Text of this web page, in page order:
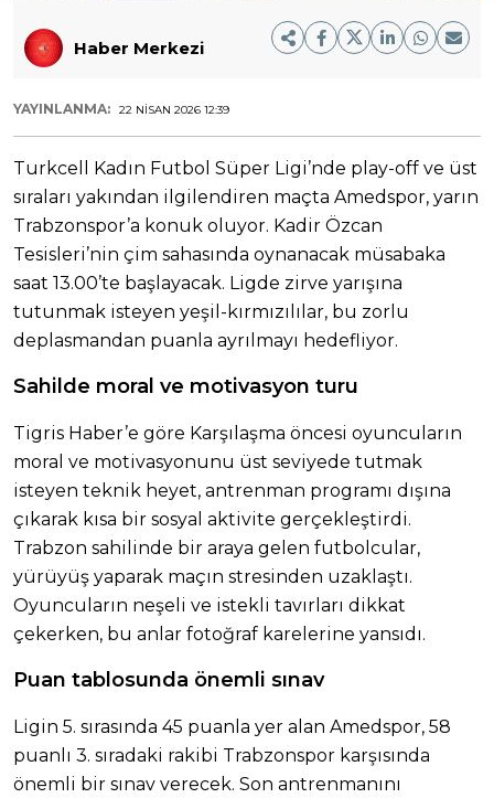
Haber Merkezi
YAYINLANMA: 22 NISAN 2026 12:39
Turkcell Kadın Futbol Süper Ligi’nde play-off ve üst
sıraları yakından ilgilendiren maçta Amedspor, yarın
Trabzonspor’a konuk oluyor. Kadir Özcan
Tesisleri’nin çim sahasında oynanacak müsabaka
saat 13.00’te başlayacak. Ligde zirve yarışına
tutunmak isteyen yeşil-kırmızılılar, bu zorlu
deplasmandan puanla ayrılmayı hedefliyor.
Sahilde moral ve motivasyon turu
Tigris Haber’e göre Karşılaşma öncesi oyuncuların
moral ve motivasyonunu üst seviyede tutmak
isteyen teknik heyet, antrenman programı dışına
çıkarak kısa bir sosyal aktivite gerçekleştirdi.
Trabzon sahilinde bir araya gelen futbolcular,
yürüyüş yaparak maçın stresinden uzaklaştı.
Oyuncuların neşeli ve istekli tavırları dikkat
çekerken, bu anlar fotoğraf karelerine yansıdı.
Puan tablosunda önemli sınav
Ligin 5. sırasında 45 puanla yer alan Amedspor, 58
puanlı 3. sıradaki rakibi Trabzonspor karşısında
önemli bir sınav verecek. Son antrenmanını